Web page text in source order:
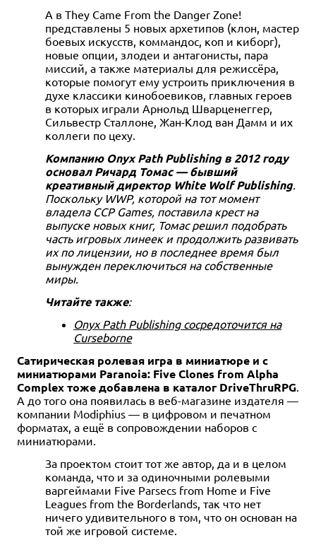
А в They Came From the Danger Zone!
представлены 5 новых архетипов (клон, мастер
боевых искусств, коммандос, коп и киборг),
новые опции, злодеи и антагонисты, пара
миссий, а также материалы для режиссёра,
которые помогут ему устроить приключения в
духе классики кинобоевиков, главных героев
в которых играли Арнольд Шварценеггер,
Сильвестр Сталлоне, Жан-Клод ван Дамм и их
коллеги по цеху.
Компанию Onyx Path Publishing в 2012 году
основал Ричард Томас — бывший
креативный директор White Wolf Publishing.
Поскольку WWP, которой на тот момент
владела CCP Games, поставила крест на
выпуске новых книг, Томас решил подобрать
часть игровых линеек и продолжить развивать
их по лицензии, но в последнее время был
вынужден переключиться на собственные
миры.
Читайте также:
Onyx Path Publishing сосредоточится на
Curseborne
Сатирическая ролевая игра в миниатюре и с
миниатюрами Paranoia: Five Clones from Alpha
Complex тоже добавлена в каталог DriveThruRPG.
А до того она появилась в веб-магазине издателя —
компании Modiphius — в цифровом и печатном
форматах, а ещё в сопровождении наборов с
миниатюрами.
За проектом стоит тот же автор, да и в целом
команда, что и за одиночными ролевыми
варгеймами Five Parsecs from Home и Five
Leagues from the Borderlands, так что нет
ничего удивительного в том, что он основан на
той же игровой системе.